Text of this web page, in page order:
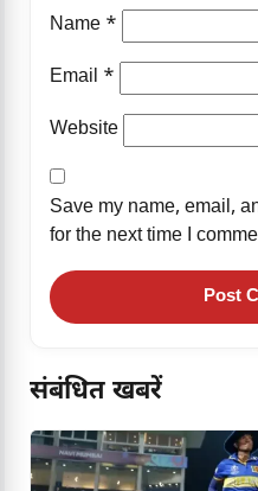
Name *
Email *
Website
Save my name, email,
for the next time I
संबंधित खबरें